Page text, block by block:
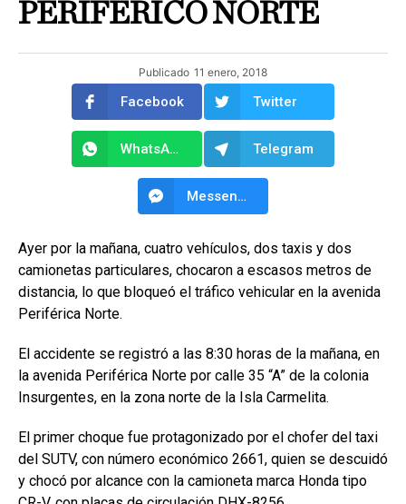
PERIFÉRICO NORTE
Publicado 11 enero, 2018
Facebook Twitter
WhatsApp Telegram
Messenger
Ayer por la mañana, cuatro vehículos, dos taxis y dos
camionetas particulares, chocaron a escasos metros de
distancia, lo que bloqueó el tráfico vehicular en la avenida
Periférica Norte.
El accidente se registró a las 8:30 horas de la mañana, en
la avenida Periférica Norte por calle 35 “A” de la colonia
Insurgentes, en la zona norte de la Isla Carmelita.
El primer choque fue protagonizado por el chofer del taxi
del SUTV, con número económico 2661, quien se descuidó
y chocó por alcance con la camioneta marca Honda tipo